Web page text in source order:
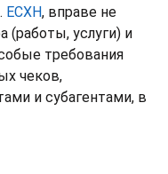
. ЕСХН, вправе не
(работы, услуги) и
требования
чеков,
и субагентами, в